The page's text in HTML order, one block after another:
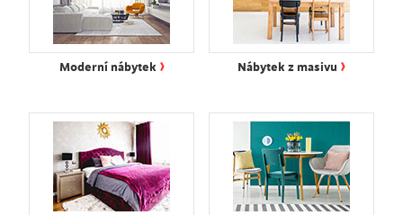
Moderní nábytek › Nábytek z masivu ›